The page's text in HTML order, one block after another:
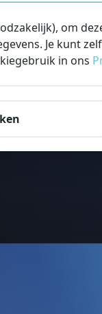
om
Je kunt
in ons